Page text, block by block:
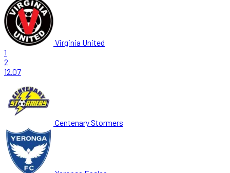
Virginia United
1
2
12.07
Centenary Stormers